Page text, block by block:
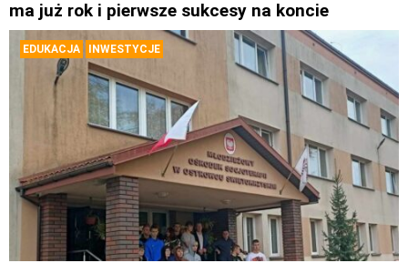
ma już rok i pierwsze sukcesy na koncie
EDUKACJA INWESTYCJE